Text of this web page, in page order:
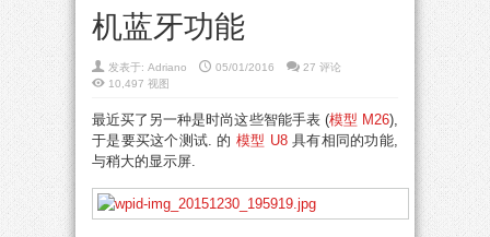
机蓝牙功能
发表于: Adriano 05/01/2016
27 评论
10,497 视图
最近买了另一种是时尚这些智能手表 (模型 M26),
于是要买这个测试. 的 模型 U8具有相同的功能,
与稍大的显示屏.